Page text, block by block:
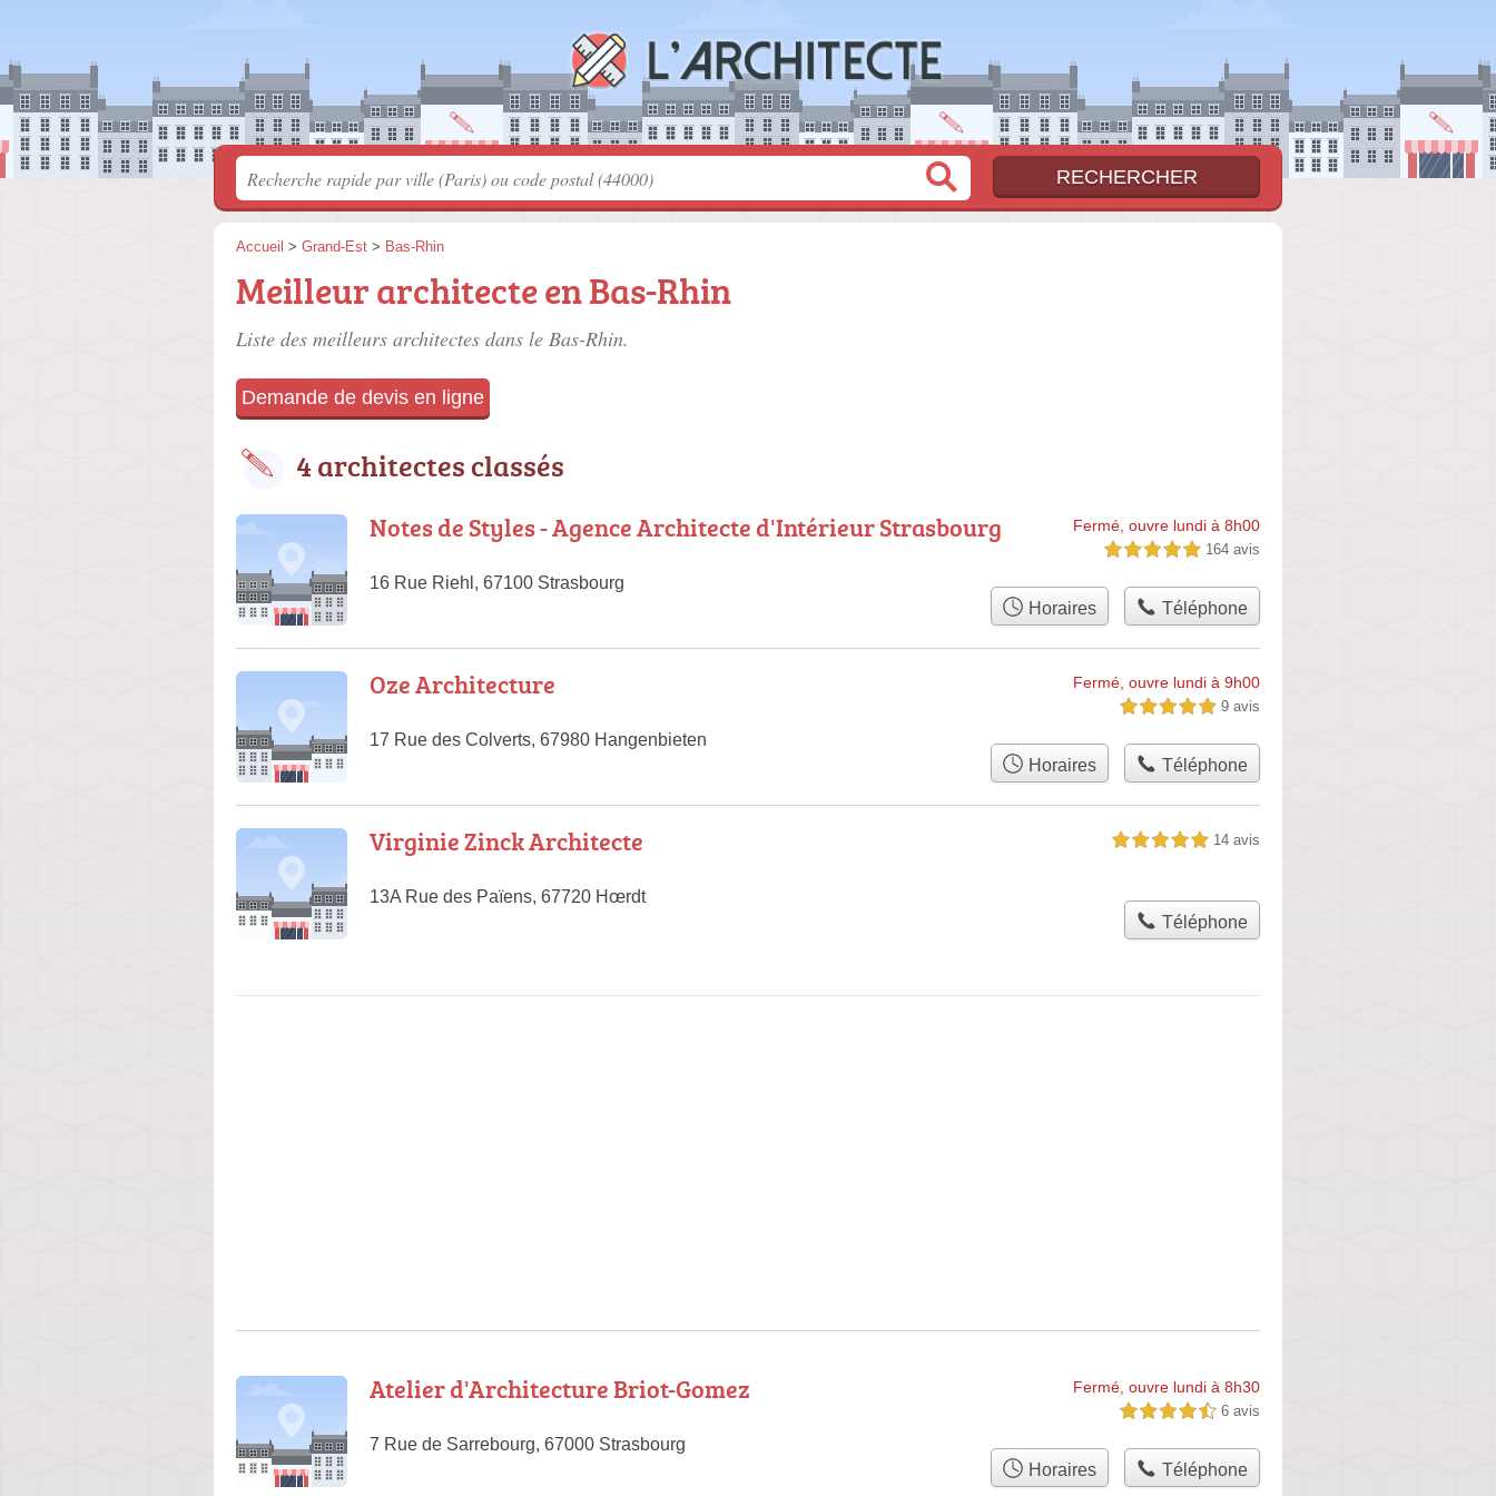
Accueil > Grand-Est > Bas-Rhin
Meilleur architecte en Bas-Rhin
Liste des meilleurs architectes dans le Bas-Rhin.
Demande de devis en ligne
4 architectes classés
Notes de Styles - Agence Architecte d'Intérieur Strasbourg
16 Rue Riehl, 67100 Strasbourg
Fermé, ouvre lundi à 8h00
5,0 étoiles sur 5 164 avis
Horaires Téléphone
Oze Architecture
17 Rue des Colverts, 67980 Hangenbieten
Fermé, ouvre lundi à 9h00
5,0 étoiles sur 5 9 avis
Horaires Téléphone
Virginie Zinck Architecte
13A Rue des Païens, 67720 Hœrdt
5,0 étoiles sur 5 14 avis
Téléphone
Atelier d'Architecture Briot-Gomez
7 Rue de Sarrebourg, 67000 Strasbourg
Fermé, ouvre lundi à 8h30
4,5 étoiles sur 5 6 avis
Horaires Téléphone